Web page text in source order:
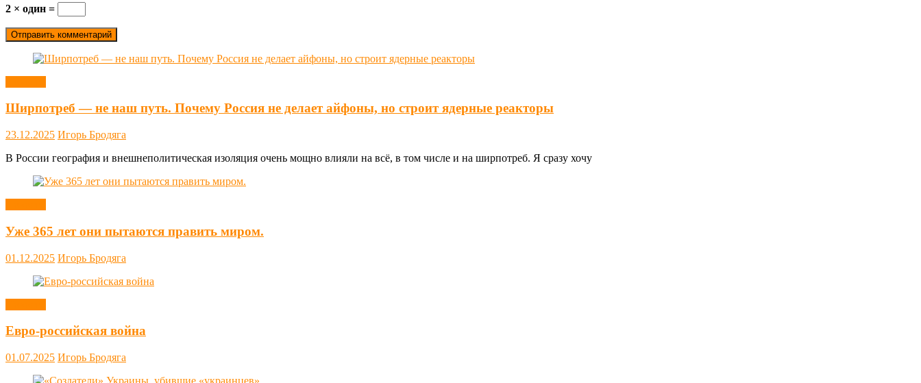
2 × один =
Ширпотреб — не наш путь. Почему Россия не делает айфоны, но строит ядерные реакторы
23.12.2025 Игорь Бродяга
В России география и внешнеполитическая изоляция очень мощно влияли на всё, в том числе и на ширпотреб. Я сразу хочу
Уже 365 лет они пытаются править миром.
01.12.2025 Игорь Бродяга
Евро-российская война
01.07.2025 Игорь Бродяга